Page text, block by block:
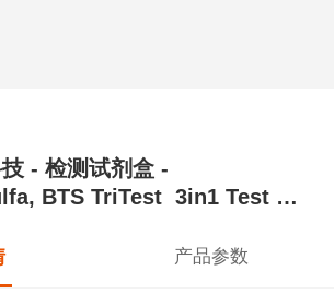
- 检测试剂盒 -
BTS TriTest 3in1 Test Kit
产品参数